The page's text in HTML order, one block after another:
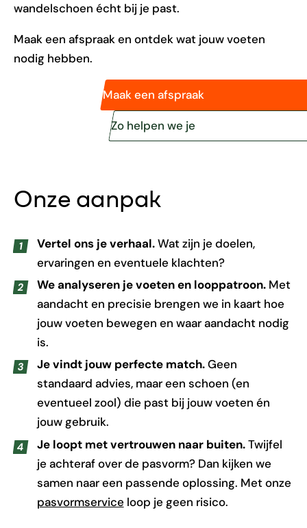
wandelschoen écht bij je past.
Maak een afspraak en ontdek wat jouw voeten
nodig hebben.
Maak een afspraak
Zo helpen we je
Onze aanpak
Vertel ons je verhaal.Wat zijn je doelen,
ervaringen en eventuele klachten?
We analyseren je voeten en looppatroon.Met
aandacht en precisie brengen we in kaart hoe
jouw voeten bewegen en waar aandacht nodig
is.
Je vindt jouw perfecte match.Geen
standaard advies, maar een schoen (en
eventueel zool) die past bij jouw voeten én
jouw gebruik.
Je loopt met vertrouwen naar buiten.Twijfel
je achteraf over de pasvorm? Dan kijken we
samen naar een passende oplossing. Met onze
pasvormserviceloop je geen risico.